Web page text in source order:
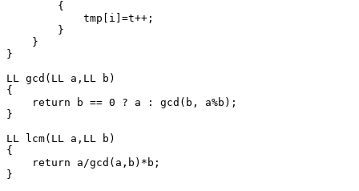
        {
            tmp[i]=t++;
        }
    }
}
LL gcd(LL a,LL b)
{
    return b == 0 ? a : gcd(b, a%b);
}
LL lcm(LL a,LL b)
{
    return a/gcd(a,b)*b;
}